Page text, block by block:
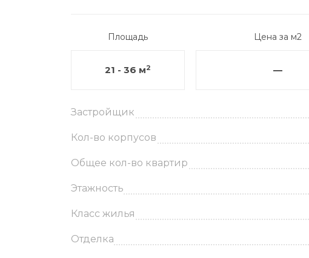
Площадь
21 - 36 м2
Цена за м2
—
Застройщик
Кол-во корпусов
Общее кол-во квартир
Этажность
Класс жилья
Отделка